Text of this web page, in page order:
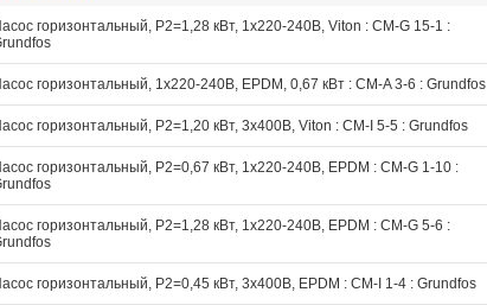
горизонтальный, P2=1,28 кВт, 1х220-240В, Viton : CM-G 15-1 :
горизонтальный, 1х220-240В, EPDM, 0,67 кВт : CM-A 3-6 : Grundfos
горизонтальный, P2=1,20 кВт, 3х400В, Viton : CM-I 5-5 : Grundfos
горизонтальный, P2=0,67 кВт, 1х220-240В, EPDM : CM-G 1-10 :
горизонтальный, P2=1,28 кВт, 1х220-240В, EPDM : CM-G 5-6 :
горизонтальный, P2=0,45 кВт, 3х400В, EPDM : CM-I 1-4 : Grundfos